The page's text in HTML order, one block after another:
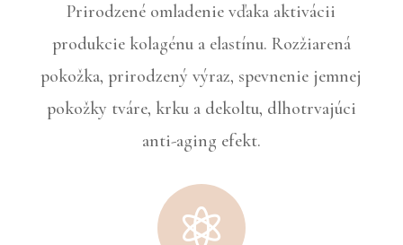
Prirodzené omladenie vďaka aktivácii
produkcie kolagénu a elastínu. Rozžiarená
pokožka, prirodzený výraz, spevnenie jemnej
pokožky tváre, krku a dekoltu, dlhotrvajúci
anti-aging efekt.
